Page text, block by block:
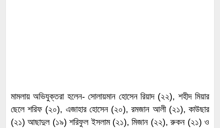
মামলায় অভিযুক্তরা হলেন- সোলায়মান হোসেন রিয়াদ (২২), শহীদ মিয়ার
ছেলে শরিফ (২০), এজাহার হোসেন (২০), রমজান আলী (২১), কাউছার
(২১) আছাদুল (১৯) শরিফুল ইসলাম (২১), মিজান (২২), রুকন (২১) ও